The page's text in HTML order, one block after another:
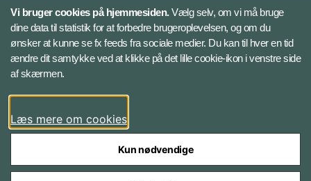
Instagram
Bluesky
LinkedIn
Vi bruger cookies på hjemmesiden.Vælg selv, om vi må bruge
dine data til statistik for at forbedre brugeroplevelsen, og om du
ønsker at kunne se fx feeds fra sociale medier. Du kan til hver en tid
ændre dit samtykke ved at klikke på det lille cookie-ikon i venstre side
af skærmen.
Læs mere om cookies
Kun nødvendige